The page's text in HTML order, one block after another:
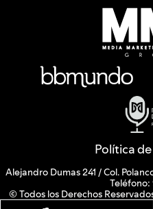
Política
Alejandro Dumas 241 / Col.
Teléfono:
© Todos los Derechos
Group